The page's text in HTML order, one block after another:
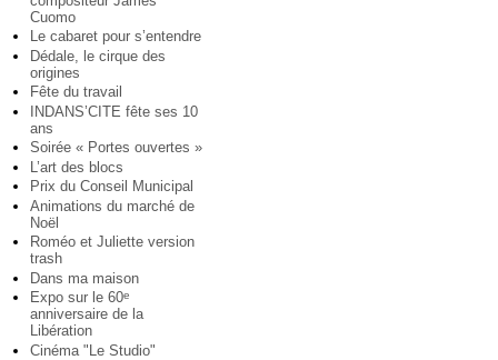
Cuomo
Le cabaret pour s’entendre
Dédale, le cirque des
origines
Fête du travail
INDANS’CITE fête ses 10
ans
Soirée « Portes ouvertes »
L’art des blocs
Prix du Conseil Municipal
Animations du marché de
Noël
Roméo et Juliette version
trash
Dans ma maison
Expo sur le 60e
anniversaire de la
Libération
Cinéma "Le Studio"